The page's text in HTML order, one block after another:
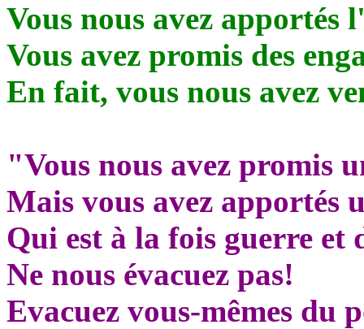
Vous nous avez apportés
Vous avez promis des
En fait, vous nous avez
"Vous nous avez promis
Mais vous avez apportés
Qui est à la fois guerre et
Ne nous évacuez pas!
Evacuez vous-mêmes du